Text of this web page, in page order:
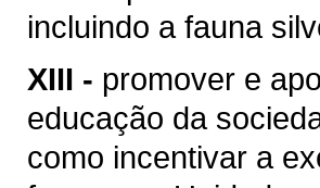
incluindo a fauna
XIII - promover e
educação da
como incentivar a